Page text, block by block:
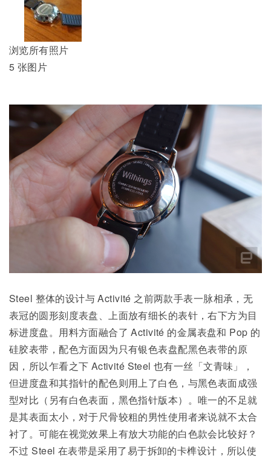
浏览所有照片
5 张图片
Steel 整体的设计与 Activité 之前两款手表一脉相承，无
表冠的圆形刻度表盘、上面放有细长的表针，右下方为目
标进度盘。用料方面融合了 Activité 的金属表盘和 Pop 的
硅胶表带，配色方面因为只有银色表盘配黑色表带的原
因，所以乍看之下 Activité Steel 也有一丝「文青味」，
但进度盘和其指针的配色则用上了白色，与黑色表面成强
型对比（另有白色表面，黑色指针版本）。唯一的不足就
是其表面太小，对于尺骨较粗的男性使用者来说就不太合
衬了。可能在视觉效果上有放大功能的白色款会比较好？
不过 Steel 在表带是采用了易于拆卸的卡榫设计，所以使